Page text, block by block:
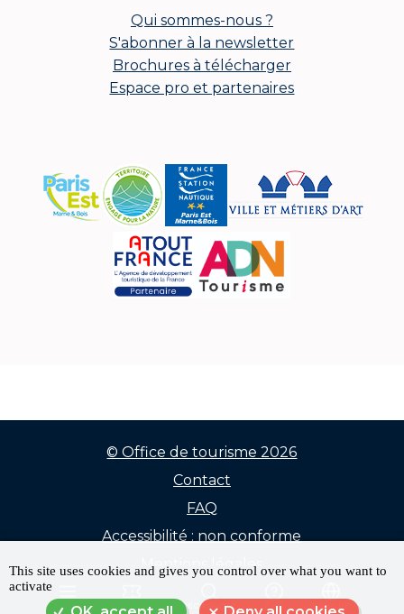
Qui sommes-nous ?
S'abonner à la newsletter
Brochures à télécharger
Espace pro et partenaires
© Office de tourisme 2026
Pied
de
page
Contact
FAQ
Accessibilité : non conforme
Mentions légales
MENU RÉSERVER RECHERCHE FAQ LANGUE
This site uses cookies and gives you control over what you want to
activate